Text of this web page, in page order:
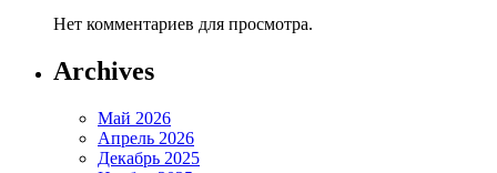
Нет комментариев для просмотра.
Archives
Май 2026
Апрель 2026
Декабрь 2025